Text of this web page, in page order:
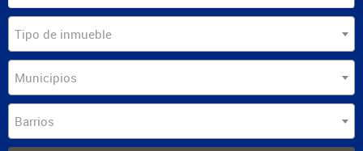
Tipo de inmueble
Municipios
Barrios